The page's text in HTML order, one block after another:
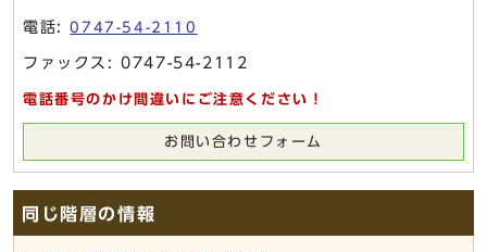
電話:0747-54-2110
ファックス: 0747-54-2112
電話番号のかけ間違いにご注意ください！
お問い合わせフォーム
同じ階層の情報